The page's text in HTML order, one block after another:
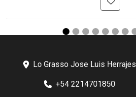
Lo Grasso Jose Luis Herrajes
+54 2214701850